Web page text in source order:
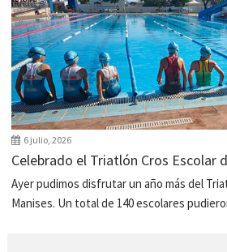
6 julio, 2026
Celebrado el Triatlón Cros Escolar
Ayer pudimos disfrutar un año más del
Manises. Un total de 140 escolares